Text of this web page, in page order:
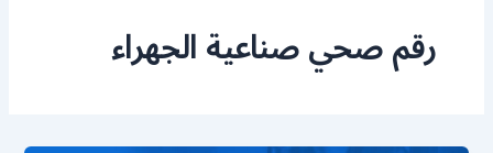
رقم صحي صناعية الجهراء